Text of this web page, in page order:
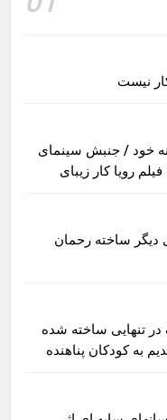
نیست
خود / جنبش سینمای
رویا کار زیبای
دیگر ساخته رحمان
تنهایی ساخته شده
به کودکان پناهنده